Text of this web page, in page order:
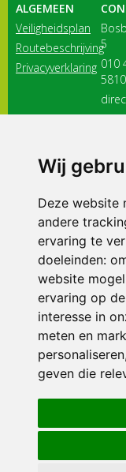
Wij
Deze website
andere
ervaring te
doeleinden:
website
ervaring op
interesse in
meten en
personaliseren,
geven die
ALGEMEEN
Veiligheidsplan
Routebeschrijving
Privacyverklaring
5
010
5810
© 2026 Sint
Privacy policy|